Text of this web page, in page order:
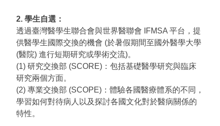
2. 學生自選：
透過臺灣醫學生聯合會與世界醫聯會 IFMSA 平台，提
供醫學生國際交換的機會 (於暑假期間至國外醫學大學
(醫院) 進行短期研究或學術交流)。
(1) 研究交換部 (SCORE)：包括基礎醫學研究與臨床
研究兩個方面。
(2) 專業交換部 (SCOPE)：體驗各國醫療體系的不同，
學習如何對待病人以及探討各國文化對於醫病關係的
特性。